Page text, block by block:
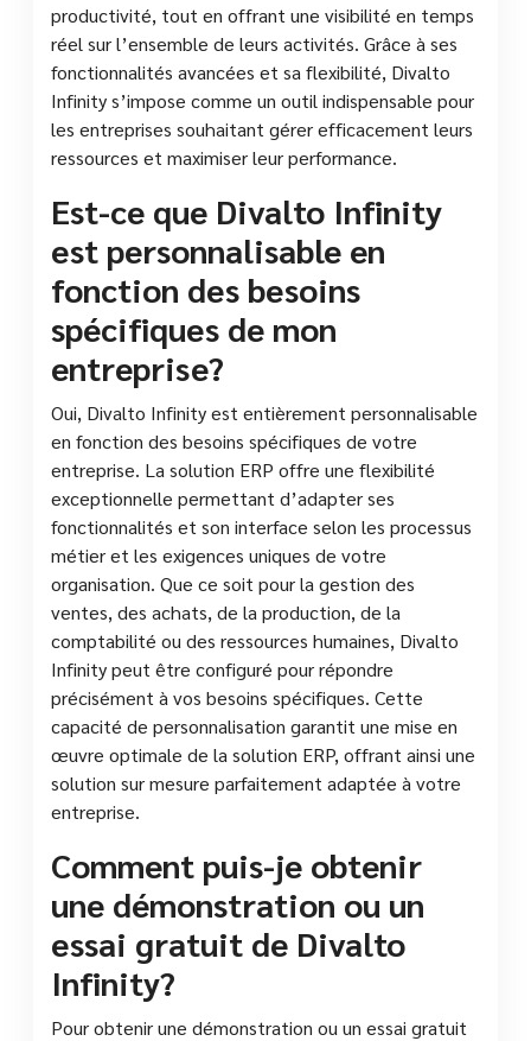
productivité, tout en offrant une visibilité en temps
réel sur l’ensemble de leurs activités. Grâce à ses
fonctionnalités avancées et sa flexibilité, Divalto
Infinity s’impose comme un outil indispensable pour
les entreprises souhaitant gérer efficacement leurs
ressources et maximiser leur performance.
Est-ce que Divalto Infinity
est personnalisable en
fonction des besoins
spécifiques de mon
entreprise?
Oui, Divalto Infinity est entièrement personnalisable
en fonction des besoins spécifiques de votre
entreprise. La solution ERP offre une flexibilité
exceptionnelle permettant d’adapter ses
fonctionnalités et son interface selon les processus
métier et les exigences uniques de votre
organisation. Que ce soit pour la gestion des
ventes, des achats, de la production, de la
comptabilité ou des ressources humaines, Divalto
Infinity peut être configuré pour répondre
précisément à vos besoins spécifiques. Cette
capacité de personnalisation garantit une mise en
œuvre optimale de la solution ERP, offrant ainsi une
solution sur mesure parfaitement adaptée à votre
entreprise.
Comment puis-je obtenir
une démonstration ou un
essai gratuit de Divalto
Infinity?
Pour obtenir une démonstration ou un essai gratuit